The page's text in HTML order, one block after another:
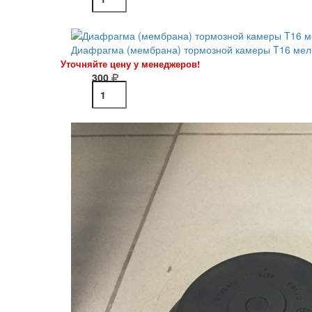
Диафрагма (мембрана) тормозной камеры T16
Уточняйте цену у менеджеров!
300